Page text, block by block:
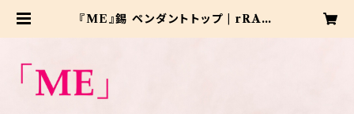
『ME』錫 ペンダントトップ | rRAM